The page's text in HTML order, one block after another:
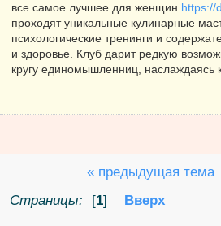
все самое лучшее для женщин https://
проходят уникальные кулинарные
психологические тренинги и
и здоровье. Клуб дарит редкую
кругу единомышленниц,
« предыдущая тема
Страницы:
[1] Вверх